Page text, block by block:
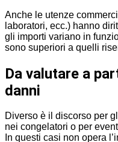
Anche le utenze
laboratori, ecc.) hanno
gli importi variano in
sono superiori a quelli
Da valutare a
danni
Diverso è il discorso per
nei congelatori o per
In questi casi non opera